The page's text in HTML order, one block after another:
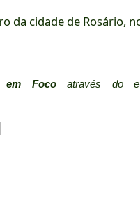
da cidade de Rosário,
em Focoatravés do